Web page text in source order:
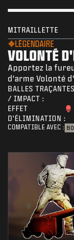
MITRAILLETTE
LÉGENDAIRE
VOLONTÉ
Apportez la
d'arme Volonté
BALLES TRAÇANTES
/ IMPACT :
EFFET
D'ÉLIMINATION :
COMPATIBLE AVEC :